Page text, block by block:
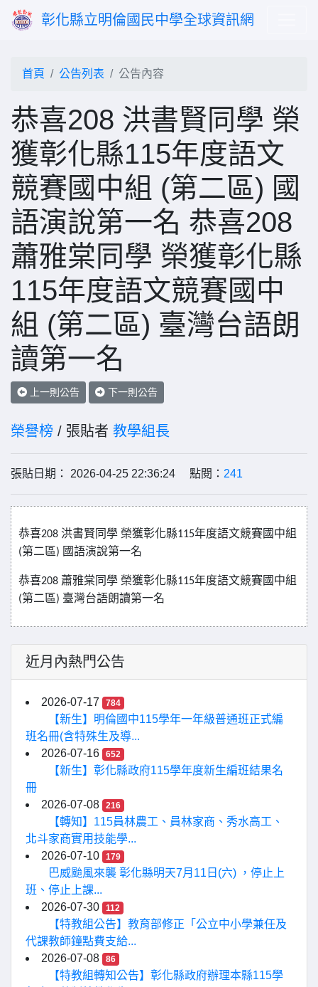
彰化縣立明倫國民中學全球資訊網
首頁 公告列表 公告內容
恭喜208 洪書賢同學 榮
獲彰化縣115年度語文
競賽國中組 (第二區) 國
語演說第一名 恭喜208
蕭雅棠同學 榮獲彰化縣
115年度語文競賽國中
組 (第二區) 臺灣台語朗
讀第一名
上一則公告 下一則公告
榮譽榜 / 張貼者 教學組長
張貼日期： 2026-04-25 22:36:24 點閱： 241
恭喜208 洪書賢同學 榮獲彰化縣115年度語文競賽國中組
(第二區) 國語演說第一名
恭喜208 蕭雅棠同學 榮獲彰化縣115年度語文競賽國中組
(第二區) 臺灣台語朗讀第一名
近月內熱門公告
2026-07-17 784
【新生】明倫國中115學年一年級普通班正式編
班名冊(含特殊生及導...
2026-07-16
652
【新生】彰化縣政府115學年度新生編班結果名
冊
2026-07-08
216
【轉知】115員林農工、員林家商、秀水高工、
北斗家商實用技能學...
2026-07-10
179
巴威颱風來襲 彰化縣明天7月11日(六) ，停止上
班、停止上課...
2026-07-30
112
【特教組公告】教育部修正「公立中小學兼任及
代課教師鐘點費支給...
2026-07-08
86
【特教組轉知公告】彰化縣政府辦理本縣115學